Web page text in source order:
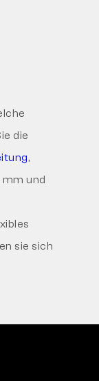
die
,
mm und
sie sich